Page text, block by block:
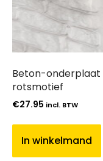
Beton-onderplaat
rotsmotief
€27.95 incl. BTW
In winkelmand